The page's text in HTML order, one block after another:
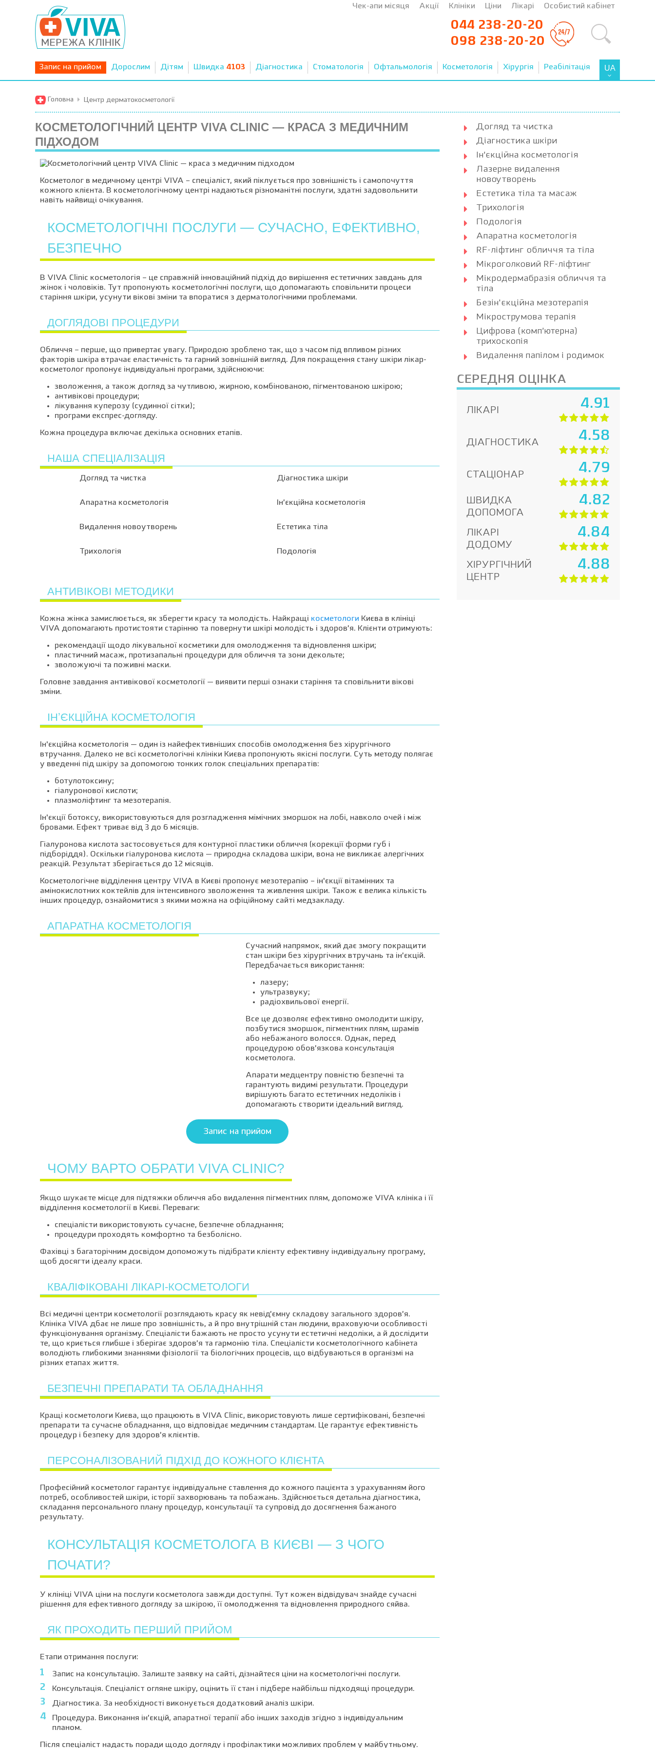
Чек-апи місяця Акції Клініки Ціни Лікарі Особистий кабінет
044 238-20-20
098 238-20-20
Запис на прийом Дорослим Дітям Швидка 4103 Діагностика Стоматологія Офтальмологія Косметологія Хірургія Реабілітація UA
Головна Центр дерматокосметології
КОСМЕТОЛОГІЧНИЙ ЦЕНТР VIVA CLINIC — КРАСА З МЕДИЧНИМ
ПІДХОДОМ
Косметолог в медичному центрі VIVA – спеціаліст, який піклується про зовнішність і самопочуття
кожного клієнта. В косметологічному центрі надаються різноманітні послуги, здатні задовольнити
навіть найвищі очікування.
КОСМЕТОЛОГІЧНІ ПОСЛУГИ — СУЧАСНО, ЕФЕКТИВНО,
БЕЗПЕЧНО
В VIVA Clinic косметологія – це справжній інноваційний підхід до вирішення естетичних завдань для
жінок і чоловіків. Тут пропонують косметологічні послуги, що допомагають сповільнити процеси
старіння шкіри, усунути вікові зміни та впоратися з дерматологічними проблемами.
ДОГЛЯДОВІ ПРОЦЕДУРИ
Обличчя – перше, що привертає увагу. Природою зроблено так, що з часом під впливом різних
факторів шкіра втрачає еластичність та гарний зовнішній вигляд. Для покращення стану шкіри лікар-
косметолог пропонує індивідуальні програми, здійснюючи:
зволоження, а також догляд за чутливою, жирною, комбінованою, пігментованою шкірою;
антивікові процедури;
лікування куперозу (судинної сітки);
програми експрес-догляду.
Кожна процедура включає декілька основних етапів.
НАША СПЕЦІАЛІЗАЦІЯ
Догляд та чистка Діагностика шкіри
Апаратна косметологія Ін’єкційна косметологія
Видалення новоутворень Естетика тіла
Трихологія Подологія
АНТИВІКОВІ МЕТОДИКИ
Кожна жінка замислюється, як зберегти красу та молодість. Найкращі косметологи Києва в клініці
VIVA допомагають протистояти старінню та повернути шкірі молодість і здоров’я. Клієнти отримують:
рекомендації щодо лікувальної косметики для омолодження та відновлення шкіри;
пластичний масаж, протизапальні процедури для обличчя та зони декольте;
зволожуючі та поживні маски.
Головне завдання антивікової косметології — виявити перші ознаки старіння та сповільнити вікові
зміни.
ІНʼЄКЦІЙНА КОСМЕТОЛОГІЯ
Ін'єкційна косметологія — один із найефективніших способів омолодження без хірургічного
втручання. Далеко не всі косметологічні клініки Києва пропонують якісні послуги. Суть методу полягає
у введенні під шкіру за допомогою тонких голок спеціальних препаратів:
ботулотоксину;
гіалуронової кислоти;
плазмоліфтинг та мезотерапія.
Ін'єкції ботоксу, використовуються для розгладження мімічних зморшок на лобі, навколо очей і між
бровами. Ефект триває від 3 до 6 місяців.
Гіалуронова кислота застосовується для контурної пластики обличчя (корекції форми губ і
підборіддя). Оскільки гіалуронова кислота — природна складова шкіри, вона не викликає алергічних
реакцій. Результат зберігається до 12 місяців.
Косметологічне відділення центру VIVA в Києві пропонує мезотерапію – ін'єкції вітамінних та
амінокислотних коктейлів для інтенсивного зволоження та живлення шкіри. Також є велика кількість
інших процедур, ознайомитися з якими можна на офіційному сайті медзакладу.
АПАРАТНА КОСМЕТОЛОГІЯ
Сучасний напрямок, який дає змогу покращити
стан шкіри без хірургічних втручань та ін’єкцій.
Передбачається використання:
лазеру;
ультразвуку;
радіохвильової енергії.
Все це дозволяє ефективно омолодити шкіру,
позбутися зморшок, пігментних плям, шрамів
або небажаного волосся. Однак, перед
процедурою обов’язкова консультація
косметолога.
Апарати медцентру повністю безпечні та
гарантують видимі результати. Процедури
вирішують багато естетичних недоліків і
допомагають створити ідеальний вигляд.
Запис на прийом
ЧОМУ ВАРТО ОБРАТИ VIVA CLINIC?
Якщо шукаєте місце для підтяжки обличчя або видалення пігментних плям, допоможе VIVA клініка і її
відділення косметології в Києві. Переваги:
спеціалісти використовують сучасне, безпечне обладнання;
процедури проходять комфортно та безболісно.
Фахівці з багаторічним досвідом допоможуть підібрати клієнту ефективну індивідуальну програму,
щоб досягти ідеалу краси.
КВАЛІФІКОВАНІ ЛІКАРІ-КОСМЕТОЛОГИ
Всі медичні центри косметології розглядають красу як невід’ємну складову загального здоров’я.
Клініка VIVA дбає не лише про зовнішність, а й про внутрішній стан людини, враховуючи особливості
функціонування організму. Спеціалісти бажають не просто усунути естетичні недоліки, а й дослідити
те, що криється глибше і зберігає здоров’я та гармонію тіла. Спеціалісти косметологічного кабінета
володіють глибокими знаннями фізіології та біологічних процесів, що відбуваються в організмі на
різних етапах життя.
БЕЗПЕЧНІ ПРЕПАРАТИ ТА ОБЛАДНАННЯ
Кращі косметологи Києва, що працюють в VIVA Clinic, використовують лише сертифіковані, безпечні
препарати та сучасне обладнання, що відповідає медичним стандартам. Це гарантує ефективність
процедур і безпеку для здоров’я клієнтів.
ПЕРСОНАЛІЗОВАНИЙ ПІДХІД ДО КОЖНОГО КЛІЄНТА
Професійний косметолог гарантує індивідуальне ставлення до кожного пацієнта з урахуванням його
потреб, особливостей шкіри, історії захворювань та побажань. Здійснюється детальна діагностика,
складання персонального плану процедур, консультації та супровід до досягнення бажаного
результату.
КОНСУЛЬТАЦІЯ КОСМЕТОЛОГА В КИЄВІ — З ЧОГО
ПОЧАТИ?
У клініці VIVA ціни на послуги косметолога завжди доступні. Тут кожен відвідувач знайде сучасні
рішення для ефективного догляду за шкірою, її омолодження та відновлення природного сяйва.
ЯК ПРОХОДИТЬ ПЕРШИЙ ПРИЙОМ
Етапи отримання послуги:
Запис на консультацію. Залиште заявку на сайті, дізнайтеся ціни на косметологічні послуги.
Консультація. Спеціаліст огляне шкіру, оцінить її стан і підбере найбільш підходящі процедури.
Діагностика. За необхідності виконується додатковий аналіз шкіри.
Процедура. Виконання ін’єкцій, апаратної терапії або інших заходів згідно з індивідуальним
планом.
Після спеціаліст надасть поради щодо догляду і профілактики можливих проблем у майбутньому.
Догляд та чистка
Діагностика шкіри
Ін’єкційна косметологія
Лазерне видалення
новоутворень
Естетика тіла та масаж
Трихологія
Подологія
Апаратна косметологія
RF-ліфтинг обличчя та тіла
Мікроголковий RF-ліфтинг
Мікродермабразія обличчя та
тіла
Безін'єкційна мезотерапія
Мікрострумова терапія
Цифрова (комп’ютерна)
трихоскопія
Видалення папілом і родимок
СЕРЕДНЯ ОЦІНКА
ЛІКАРІ 4.91
ДІАГНОСТИКА 4.58
СТАЦІОНАР 4.79
ШВИДКА
ДОПОМОГА
4.82
ЛІКАРІ
ДОДОМУ
4.84
ХІРУРГІЧНИЙ
ЦЕНТР
4.88